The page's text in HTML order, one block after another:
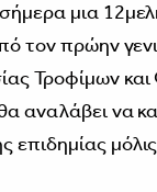
μια
τον πρώην
Τροφίμων
αναλάβει να